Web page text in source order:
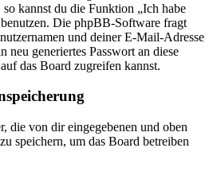
so kannst du die Funktion „Ich habe
Die phpBB-Software fragt
und deiner E-Mail-Adresse
neu generiertes Passwort an diese
das Board zugreifen kannst.
die von dir eingegebenen und oben
speichern, um das Board betreiben